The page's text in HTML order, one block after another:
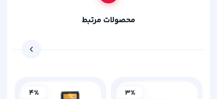
محصولات مرتبط
3%
4%